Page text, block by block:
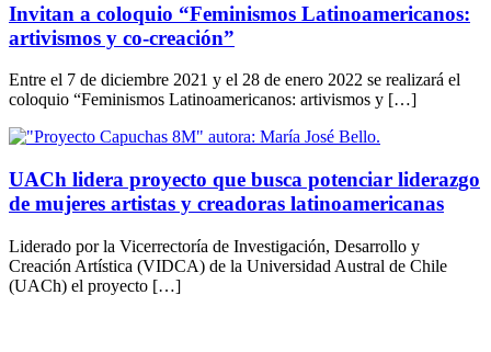
Invitan a coloquio “Feminismos Latinoamericanos:
artivismos y co-creación”
Entre el 7 de diciembre 2021 y el 28 de enero 2022 se realizará el
coloquio “Feminismos Latinoamericanos: artivismos y […]
UACh lidera proyecto que busca potenciar liderazgo
de mujeres artistas y creadoras latinoamericanas
Liderado por la Vicerrectoría de Investigación, Desarrollo y
Creación Artística (VIDCA) de la Universidad Austral de Chile
(UACh) el proyecto […]